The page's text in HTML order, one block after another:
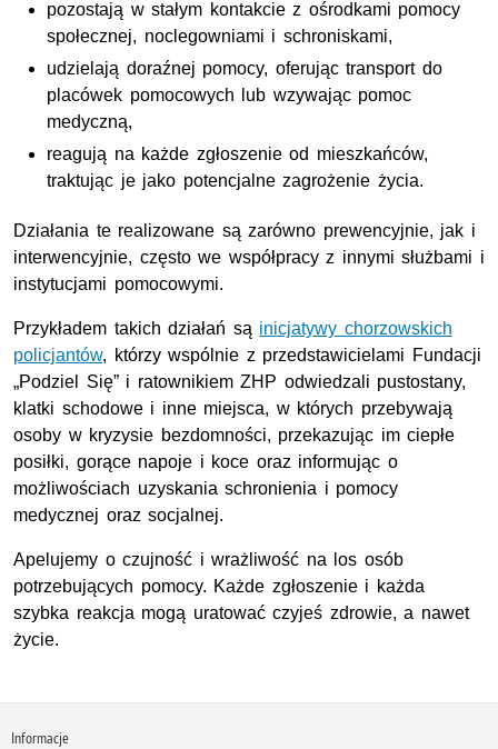
pozostają w stałym kontakcie z ośrodkami pomocy
społecznej, noclegowniami i schroniskami,
udzielają doraźnej pomocy, oferując transport do
placówek pomocowych lub wzywając pomoc
medyczną,
reagują na każde zgłoszenie od mieszkańców,
traktując je jako potencjalne zagrożenie życia.
Działania te realizowane są zarówno prewencyjnie, jak i
interwencyjnie, często we współpracy z innymi służbami i
instytucjami pomocowymi.
Przykładem takich działań są inicjatywy chorzowskich
policjantów, którzy wspólnie z przedstawicielami Fundacji
„Podziel Się” i ratownikiemZHP odwiedzali pustostany,
klatki schodowe i inne miejsca, w których przebywają
osoby w kryzysie bezdomności, przekazując im ciepłe
posiłki, gorące napoje i koce oraz informując o
możliwościach uzyskania schronienia i pomocy
medycznej oraz socjalnej.
Apelujemy o czujność i wrażliwość na los osób
potrzebujących pomocy. Każde zgłoszenie i każda
szybka reakcja mogą uratować czyjeś zdrowie, a nawet
życie.
Informacje